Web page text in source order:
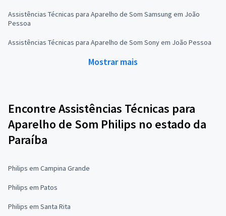
Assistências Técnicas para Aparelho de Som Samsung em João
Pessoa
Assistências Técnicas para Aparelho de Som Sony em João Pessoa
Mostrar mais
Encontre Assistências Técnicas para
Aparelho de Som Philips no estado da
Paraíba
Philips em Campina Grande
Philips em Patos
Philips em Santa Rita